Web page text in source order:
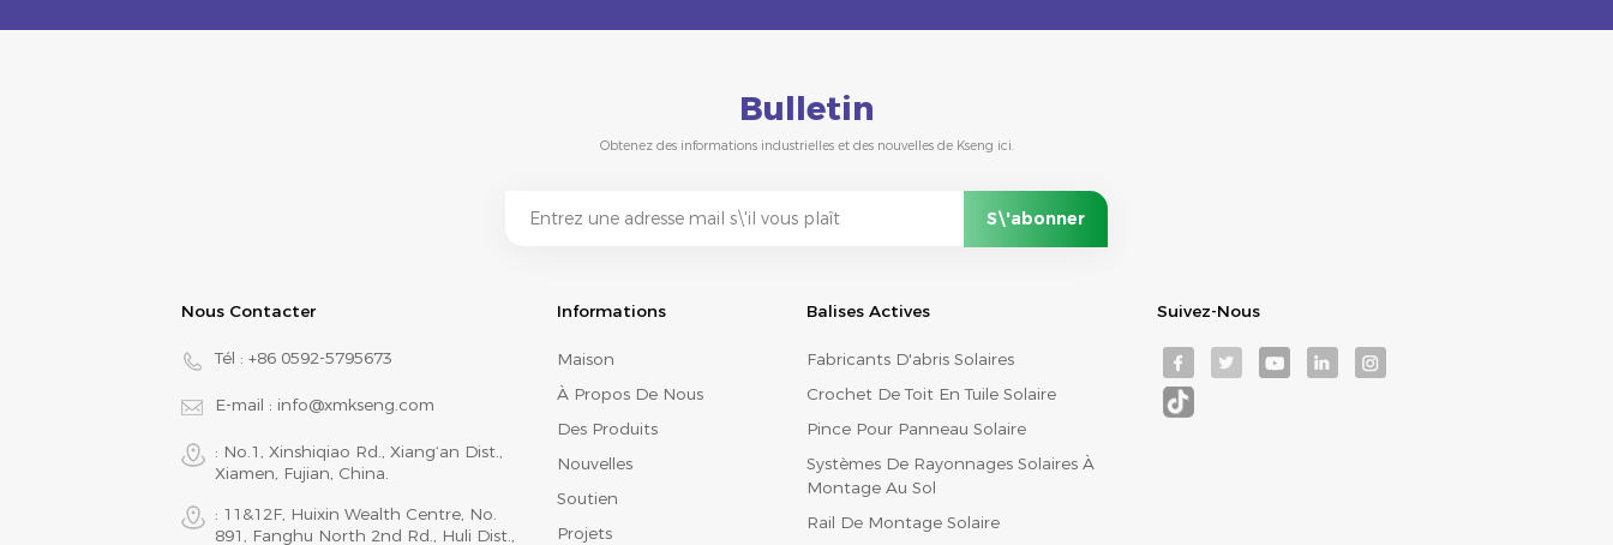
Bulletin
Obtenez des informations industrielles et des nouvelles de Kseng ici.
Nous Contacter
Tél : +86 0592-5795673
E-mail : info@xmkseng.com
: No.1, Xinshiqiao Rd., Xiang‘an Dist.,
Xiamen, Fujian, China.
: 11&12F, Huixin Wealth Centre, No.
891, Fanghu North 2nd Rd., Huli Dist.,
Informations
Maison
À Propos De Nous
Des Produits
Nouvelles
Soutien
Projets
Balises Actives
Fabricants D'abris Solaires
Crochet De Toit En Tuile Solaire
Pince Pour Panneau Solaire
Systèmes De Rayonnages Solaires À
Montage Au Sol
Rail De Montage Solaire
Suivez-Nous